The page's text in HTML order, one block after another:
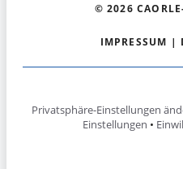
© 2026
IMPRESSUM |
Privatsphäre-Einstellungen
Einstellungen •